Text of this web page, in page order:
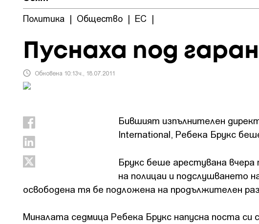
Политика | Общество | ЕС |
Пуснаха под
Обновена 10:13ч., 18.07.2011
Бившият изпълнителен
International, Ребека Брукс
Брукс беше арестувана вчера
на полицаи и подслушването
освободена тя бе подложена на продължителен
Миналата седмица Ребека Брукс напусна поста си